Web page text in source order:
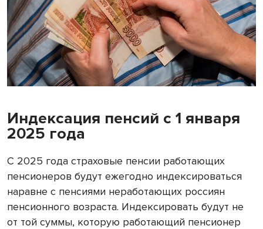
Индексация пенсий с 1 января
2025 года
С 2025 года страховые пенсии работающих
пенсионеров будут ежегодно индексироваться
наравне с пенсиями неработающих россиян
пенсионного возраста. Индексировать будут не
от той суммы, которую работающий пенсионер